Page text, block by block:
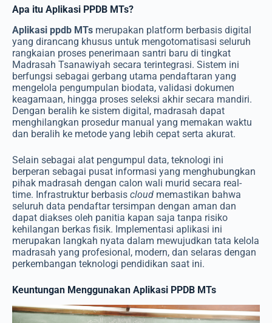
Apa itu Aplikasi PPDB MTs?
Aplikasi ppdb MTs merupakan platform berbasis digital
yang dirancang khusus untuk mengotomatisasi seluruh
rangkaian proses penerimaan santri baru di tingkat
Madrasah Tsanawiyah secara terintegrasi. Sistem ini
berfungsi sebagai gerbang utama pendaftaran yang
mengelola pengumpulan biodata, validasi dokumen
keagamaan, hingga proses seleksi akhir secara mandiri.
Dengan beralih ke sistem digital, madrasah dapat
menghilangkan prosedur manual yang memakan waktu
dan beralih ke metode yang lebih cepat serta akurat.
Selain sebagai alat pengumpul data, teknologi ini
berperan sebagai pusat informasi yang menghubungkan
pihak madrasah dengan calon wali murid secara real-
time. Infrastruktur berbasis cloud memastikan bahwa
seluruh data pendaftar tersimpan dengan aman dan
dapat diakses oleh panitia kapan saja tanpa risiko
kehilangan berkas fisik. Implementasi aplikasi ini
merupakan langkah nyata dalam mewujudkan tata kelola
madrasah yang profesional, modern, dan selaras dengan
perkembangan teknologi pendidikan saat ini.
Keuntungan Menggunakan Aplikasi PPDB MTs